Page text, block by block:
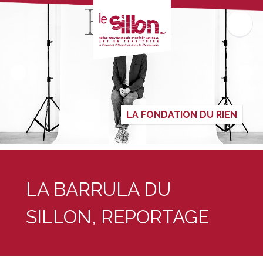
LA FONDATION DU RIEN
LA BARRULA DU
SILLON, REPORTAGE